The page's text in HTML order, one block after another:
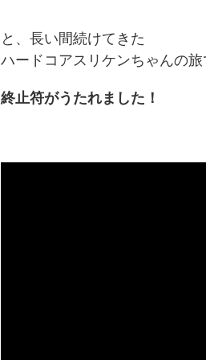
と、長い間続けてきた
ハードコアスリケンちゃんの
終止符がうたれました！